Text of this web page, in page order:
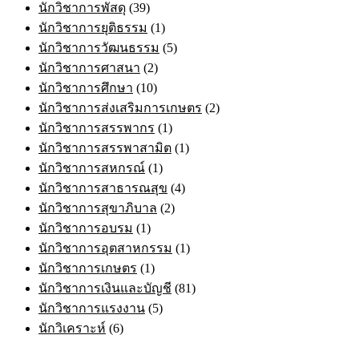
นักวิชาการพัสดุ (39)
นักวิชาการยุติธรรม (1)
นักวิชาการวัฒนธรรม (5)
นักวิชาการศาสนา (2)
นักวิชาการศึกษา (10)
นักวิชาการส่งเสริมการเกษตร (2)
นักวิชาการสรรพากร (1)
นักวิชาการสรรพาสามิต (1)
นักวิชาการสหกรณ์ (1)
นักวิชาการสาธารณสุข (4)
นักวิชาการสุขาภิบาล (2)
นักวิชาการอบรม (1)
นักวิชาการอุตสาหกรรม (1)
นักวิชาการเกษตร (1)
นักวิชาการเงินและบัญชี (81)
นักวิชาการแรงงาน (5)
นักวิเคราะห์ (6)